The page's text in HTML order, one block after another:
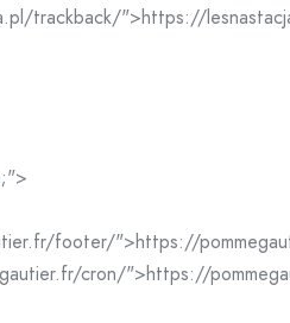
trackback/">https://
footer/">https://
cron/">https://